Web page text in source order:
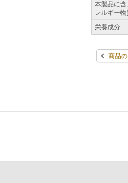
本製品に含
レルギー物
栄養成分
商品